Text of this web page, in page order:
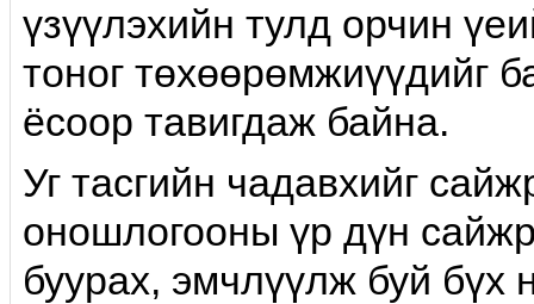
үзүүлэхийн тулд орчин
тоног төхөөрөмжиүүдийг
ёсоор тавигдаж байна.
Уг тасгийн чадавхийг
оношлогооны үр дүн
буурах, эмчлүүлж буй бүх